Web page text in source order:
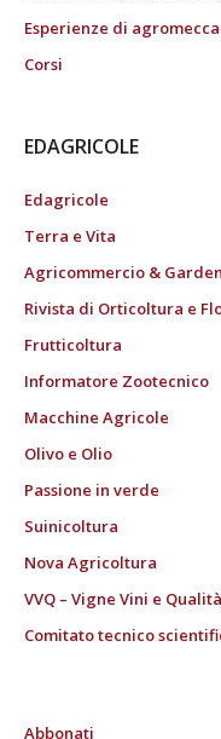
Esperienze di
Corsi
EDAGRICOLE
Edagricole
Terra e Vita
Agricommercio &
Rivista di Orticoltura e
Frutticoltura
Informatore Zootecnico
Macchine Agricole
Olivo e Olio
Passione in verde
Suinicoltura
Nova Agricoltura
VVQ – Vigne Vini e Qualità
Comitato tecnico
Abbonati